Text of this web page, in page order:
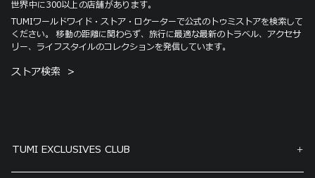
世界中に300以上の店舗があります。
TUMIワールドワイド・ストア・ロケーターで公式のトゥミストアを検索して
ください。 移動の距離に関わらず、旅行に最適な最新のトラベル、アクセサ
リー、ライフスタイルのコレクションを発信しています。
ストア検索
TUMI EXCLUSIVES CLUB